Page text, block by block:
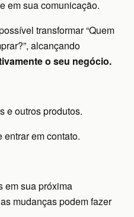
em sua comunicação.
transformar “Quem
alcançando
o seu negócio.
e outros produtos.
em contato.
em sua próxima
mudanças podem fazer